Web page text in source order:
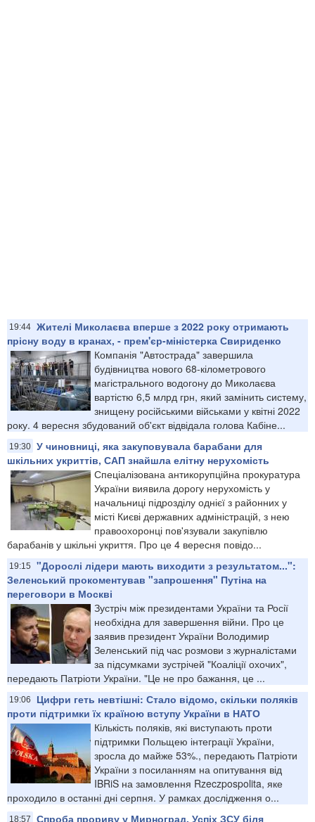
19:44 Жителі Миколаєва вперше з 2022 року отримають
прісну воду в кранах, - прем'єр-міністерка Свириденко
Компанія "Автострада" завершила
будівництва нового 68-кілометрового
магістрального водогону до Миколаєва
вартістю 6,5 млрд грн, який замінить систему,
знищену російськими військами у квітні 2022
року. 4 вересня збудований об'єкт відвідала голова Кабіне...
19:30 У чиновниці, яка закуповувала барабани для
шкільних укриттів, САП знайшла елітну нерухомість
Спеціалізована антикорупційна прокуратура
України виявила дорогу нерухомість у
начальниці підрозділу однієї з районних у
місті Києві державних адміністрацій, з нею
правоохоронці пов'язували закупівлю
барабанів у шкільні укриття. Про це 4 вересня повідо...
19:15
"Дорослі лідери мають виходити з результатом...":
Зеленський прокоментував "запрошення" Путіна на
переговори в Москві
Зустріч між президентами України та Росії
необхідна для завершення війни. Про це
заявив президент України Володимир
Зеленський під час розмови з журналістами
за підсумками зустрічей "Коаліції охочих",
передають Патріоти України. "Це не про бажання, це ...
19:06
Цифри геть невтішні: Стало відомо, скільки поляків
проти підтримки їх країною вступу України в НАТО
Кількість поляків, які виступають проти
підтримки Польщею інтеграції України,
зросла до майже 53%., передають Патріоти
України з посиланням на опитування від
IBRiS на замовлення Rzeczpospolita, яке
проходило в останні дні серпня. У рамках дослідження о...
18:57 Спроба прориву у Мирноград. Успіх ЗСУ біля